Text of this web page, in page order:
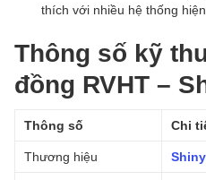
thích với nhiều hệ thống
Thông số kỹ
đồng RVHT –
Thông số Chi
Thương hiệu